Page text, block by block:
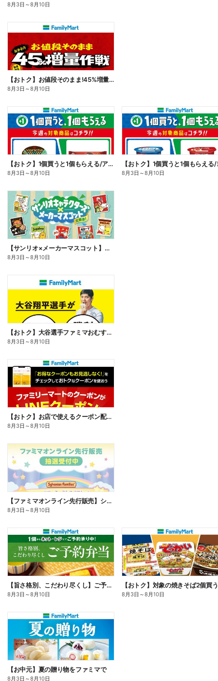
8月3日 ～8月10日
【おトク】お値段そのまま!45%増量作戦!
8月3日 ～8月10日
【おトク】1個買うと1個もらえる/アイス
8月3日 ～8月10日 8月3日 ～8月10日
【サンリオ×メーカーマスコット】オリジナルグッズ貰える!
8月3日 ～8月10日
【おトク】大谷選手ファミマおむすび割
8月3日 ～8月10日
【おトク】お店で使えるクーポン配信中
8月3日 ～8月10日
【ファミマオンライン先行販売】シルバニアファミリー
8月3日 ～8月10日
【旨さ格別、こだわり尽くし】ご予約弁当
8月3日 ～8月10日 8月3日 ～8月10日
【お中元】夏の贈り物をファミマで
8月3日 ～8月10日